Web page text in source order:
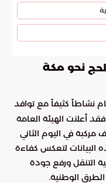
نحو مكة
نشاطاً كثيفاً مع توافد
أعلنت الهيئة العامة
عن تسجيل عبور ما يزيد عن 65 ألف مركبة في اليوم الثاني
1447هـ. تأتي هذه البيانات لتعكس كفاءة
التنقل ورفع جودة
الوطنية.